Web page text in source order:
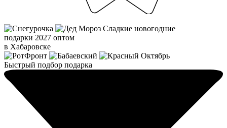
Сладкие новогодние
подарки 2027 оптом
в Хабаровске
Быстрый подбор подарка